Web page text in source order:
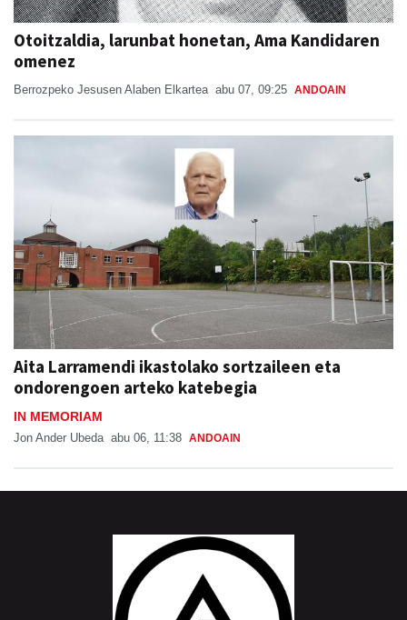
Otoitzaldia, larunbat honetan, Ama Kandidaren
omenez
Berrozpeko Jesusen Alaben Elkartea abu 07, 09:25 ANDOAIN
Aita Larramendi ikastolako sortzaileen eta
ondorengoen arteko katebegia
IN MEMORIAM
Jon Ander Ubeda abu 06, 11:38 ANDOAIN